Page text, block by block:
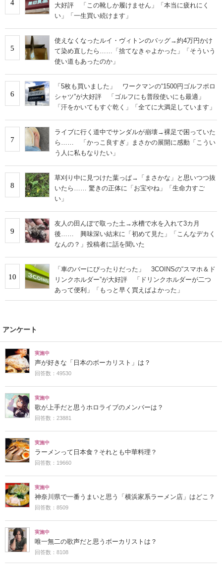
4
大好評 「この靴しか履けません」「本当に疲れにく
い」「一生買い続けます」
5
使えなくなったルイ・ヴィトンのバッグ→約4万円かけ
て染め直したら……「捨てなきゃよかった」「そういう
使い道もあったのか」
6
「5枚も買いました」 ワークマンの“1500円ゴルフポロ
シャツ”が大好評 「ゴルフにも普段使いにも最適」
「汗をかいてもすぐ乾く」「全てに大満足しています」
7
ライブに行く道中でサンダルが崩壊→裸足で困っていた
ら…… 「かっこ良すぎ」まさかの展開に感動「こうい
う人に私もなりたい」
8
草刈り中に見つけた葉っぱ→「まさかな」と思いつつ抜
いたら…… 驚きの正体に「お宝やね」「生命力すご
い」
9
友人の田んぼで取った土→水槽で水を入れて3カ月
後…… 興味深い結末に「初めて見た」「こんなデカく
なんの？」投稿者に話を聞いた
10
「車のバーにぴったりだった」 3COINSの“スマホ＆ド
リンクホルダー”が大好評 「ドリンクホルダーが二つ
あって便利」「もっと早く買えばよかった」
アンケート
実施中
声が好きな「日本のボーカリスト」は？
回答数：49530
実施中
歌が上手だと思うホロライブのメンバーは？
回答数：23881
実施中
ラーメンって日本食？それとも中華料理？
回答数：19660
実施中
神奈川県で一番うまいと思う「横浜家系ラーメン店」はどこ？
回答数：8509
実施中
唯一無二の歌声だと思うボーカリストは？
回答数：8108